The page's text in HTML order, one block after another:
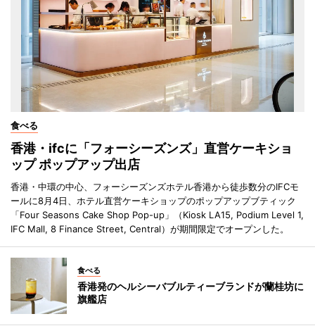
食べる
香港・ifcに「フォーシーズンズ」直営ケーキショ
ップ ポップアップ出店
香港・中環の中心、フォーシーズンズホテル香港から徒歩数分のIFCモ
ールに8月4日、ホテル直営ケーキショップのポップアップブティック
「Four Seasons Cake Shop Pop-up」（Kiosk LA15, Podium Level 1,
IFC Mall, 8 Finance Street, Central）が期間限定でオープンした。
食べる
香港発のヘルシーバブルティーブランドが蘭桂坊に
旗艦店